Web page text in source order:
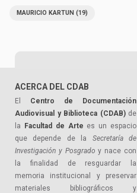
MAURICIO KARTUN (19)
ACERCA DEL CDAB
El Centro de Documentación
Audiovisual y Biblioteca (CDAB)de
la
Facultad de Arte es un espacio
que depende de la Secretaría de
Investigación y Posgrado y nace con
la finalidad de resguardar la
memoria institucional y preservar
materiales bibliográficos y